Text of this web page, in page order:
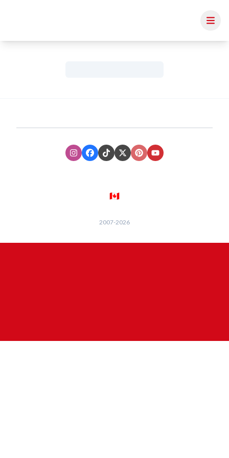
InstagramFacebook
TikTokXTwitter
PinterestYoutube
🇨🇦
2007-2026